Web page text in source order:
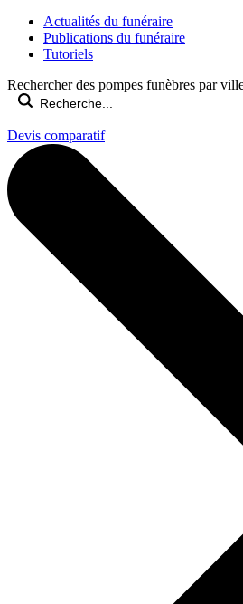
Actualités du funéraire
Publications du funéraire
Tutoriels
Rechercher des pompes funèbres par
Devis comparatif